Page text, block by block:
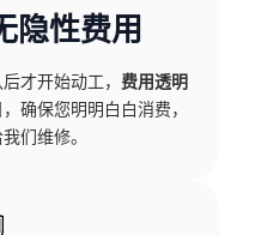
隐性费用
才开始动工， 费用透明
确保您明明白白消费，
们维修。